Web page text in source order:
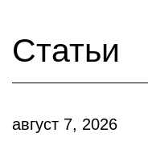
Статьи
август 7, 2026